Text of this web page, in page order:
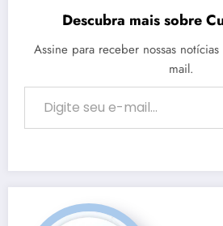
Descubra mais sobre
Assine para receber nossas
mail.
Digite seu e-mail…